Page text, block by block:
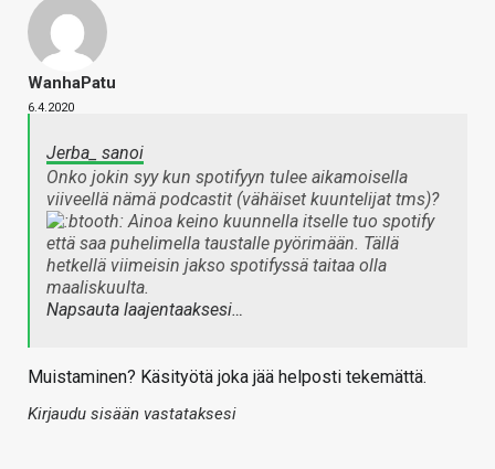
WanhaPatu
6.4.2020
Jerba_ sanoi
Onko jokin syy kun spotifyyn tulee aikamoisella
viiveellä nämä podcastit (vähäiset kuuntelijat tms)?
Ainoa keino kuunnella itselle tuo spotify
että saa puhelimella taustalle pyörimään. Tällä
hetkellä viimeisin jakso spotifyssä taitaa olla
maaliskuulta.
Napsauta laajentaaksesi…
Muistaminen? Käsityötä joka jää helposti tekemättä.
Kirjaudu sisään vastataksesi